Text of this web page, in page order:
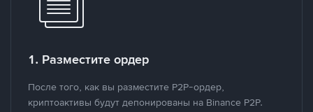
1. Разместите ордер
После того, как вы разместите P2P-ордер,
криптоактивы будут депонированы на Binance P2P.